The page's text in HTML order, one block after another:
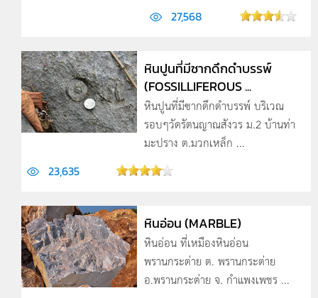
27,568
หินปูนที่มีซากดึกดำบรรพ์
(FOSSILLIFEROUS ...
หินปูนที่มีซากดึกดำบรรพ์ บริเวณ
รอบๆวัดรัตนญาณสังวร ม.2 บ้านท่า
มะปราง ต.มวกเหล็ก ...
23,635
หินอ่อน (MARBLE)
หินอ่อน ที่เหมืองหินอ่อน
พรานกระต่าย ต. พรานกระต่าย
อ.พรานกระต่าย จ. กำแพงเพชร ...